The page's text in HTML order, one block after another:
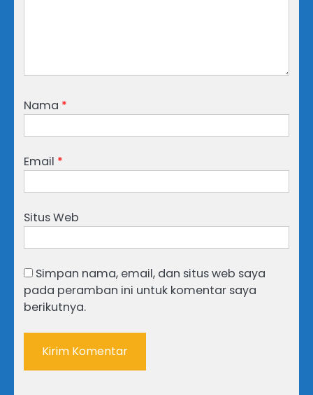
Nama *
Email *
Situs Web
Simpan nama, email, dan situs web saya
pada peramban ini untuk komentar saya
berikutnya.